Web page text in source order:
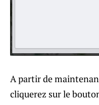
A partir de
cliquerez sur le